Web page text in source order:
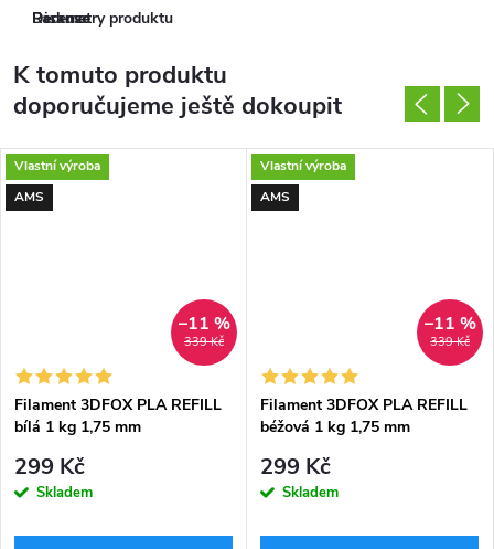
Parametry produktu
Recenze
Diskuse
K tomuto produktu
doporučujeme ještě dokoupit
Vlastní výroba
AMS
339 Kč
–11 %
Filament 3DFOX PLA REFILL
bílá 1 kg 1,75 mm
299 Kč
Skladem
Vlastní výroba
AMS
339 Kč
–11 %
Filament 3DFOX PLA REFILL
béžová 1 kg 1,75 mm
299 Kč
Skladem